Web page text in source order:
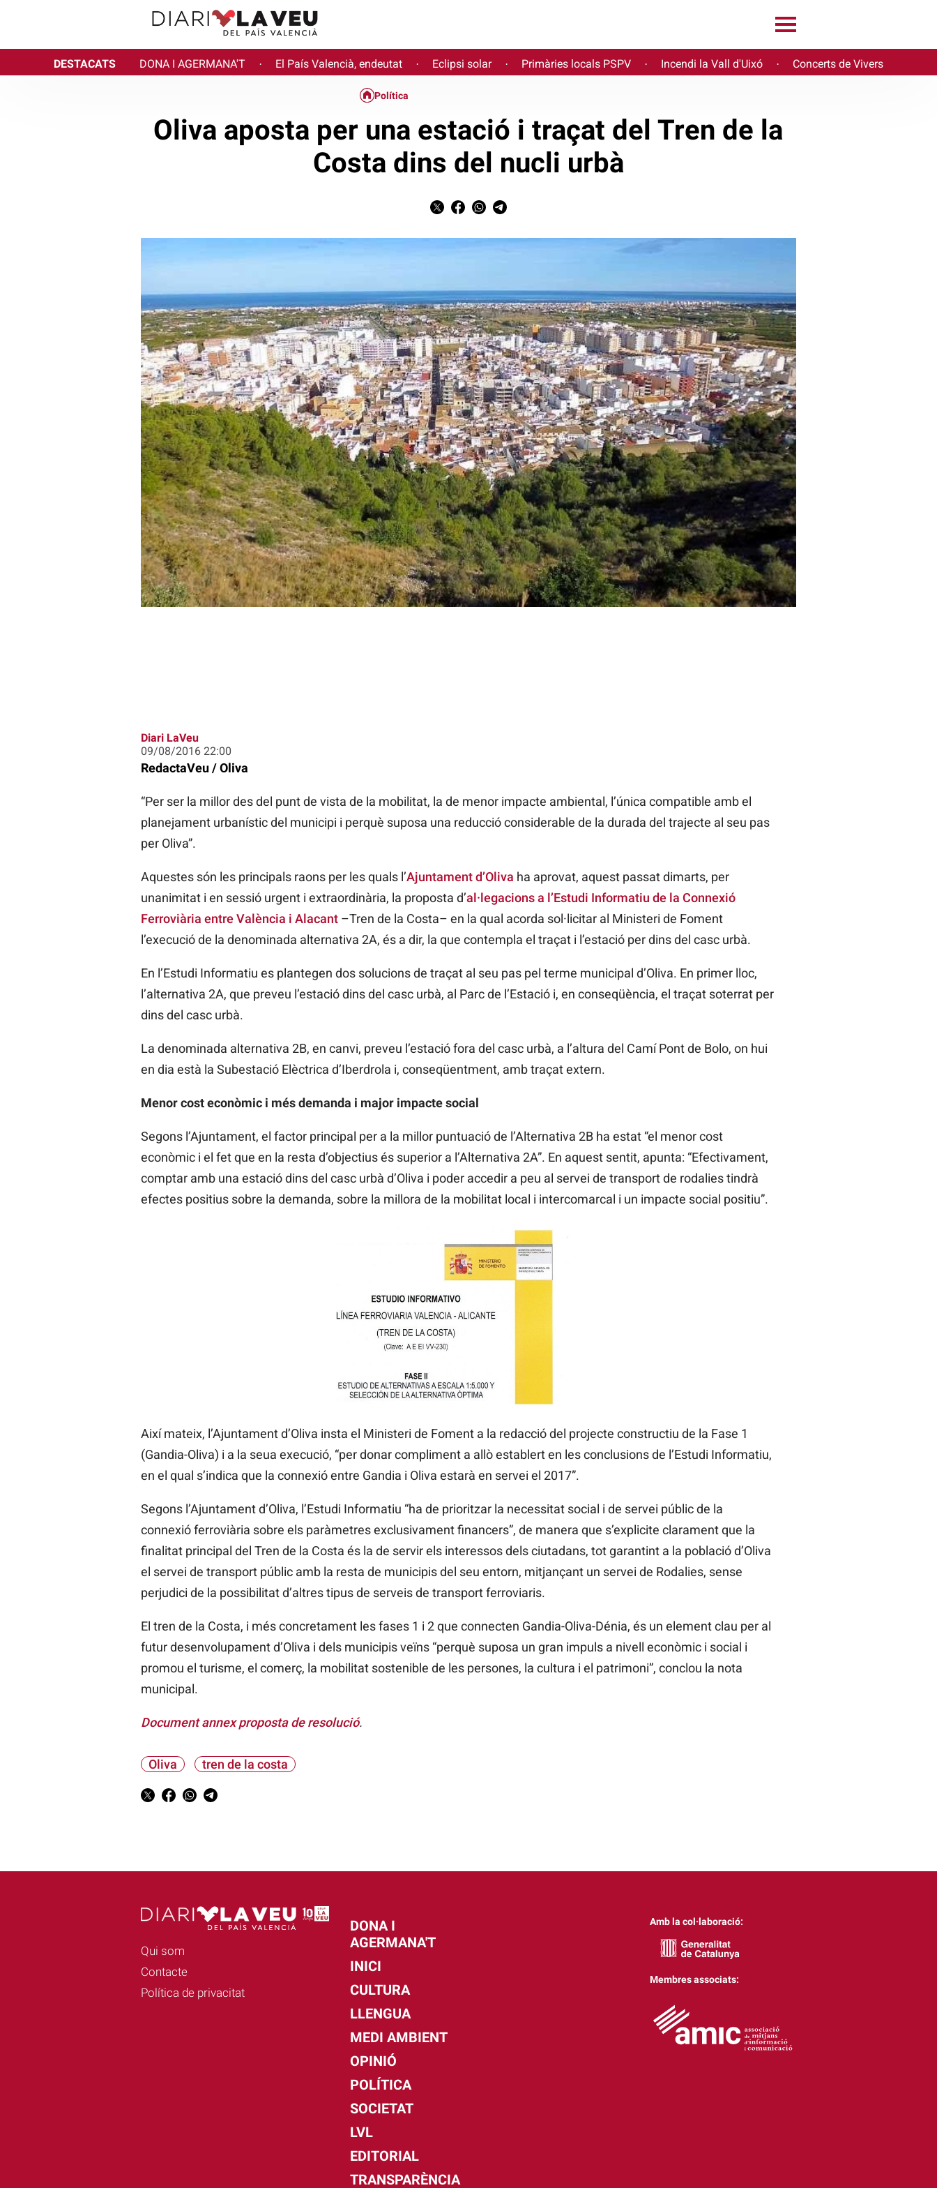
DESTACATS DONA I AGERMANA'T · El País Valencià, endeutat · Eclipsi solar · Primàries locals PSPV · Incendi la Vall d'Uixó · Concerts de Vivers
Política
Oliva aposta per una estació i traçat del Tren de la
Costa dins del nucli urbà
Diari LaVeu
09/08/2016 22:00
RedactaVeu / Oliva
“Per ser la millor des del punt de vista de la mobilitat, la de menor impacte ambiental, l’única compatible amb el
planejament urbanístic del municipi i perquè suposa una reducció considerable de la durada del trajecte al seu pas
per Oliva”.
Aquestes són les principals raons per les quals l’Ajuntament d’Oliva ha aprovat, aquest passat dimarts, per
unanimitat i en sessió urgent i extraordinària, la proposta d’al·legacions a l’Estudi Informatiu de la Connexió
Ferroviària entre València i Alacant–Tren de la Costa– en la qual acorda sol·licitar al Ministeri de Foment
l’execució de la denominada alternativa 2A, és a dir, la que contempla el traçat i l’estació per dins del casc urbà.
En l’Estudi Informatiu es plantegen dos solucions de traçat al seu pas pel terme municipal d’Oliva. En primer lloc,
l’alternativa 2A, que preveu l’estació dins del casc urbà, al Parc de l’Estació i, en conseqüència, el traçat soterrat per
dins del casc urbà.
La denominada alternativa 2B, en canvi, preveu l’estació fora del casc urbà, a l’altura del Camí Pont de Bolo, on hui
en dia està la Subestació Elèctrica d’Iberdrola i, conseqüentment, amb traçat extern.
Menor cost econòmic i més demanda i major impacte social
Segons l’Ajuntament, el factor principal per a la millor puntuació de l’Alternativa 2B ha estat “el menor cost
econòmic i el fet que en la resta d’objectius és superior a l’Alternativa 2A”. En aquest sentit, apunta: “Efectivament,
comptar amb una estació dins del casc urbà d’Oliva i poder accedir a peu al servei de transport de rodalies tindrà
efectes positius sobre la demanda, sobre la millora de la mobilitat local i intercomarcal i un impacte social positiu”.
Així mateix, l’Ajuntament d’Oliva insta el Ministeri de Foment a la redacció del projecte constructiu de la Fase 1
(Gandia-Oliva) i a la seua execució, “per donar compliment a allò establert en les conclusions de l’Estudi Informatiu,
en el qual s’indica que la connexió entre Gandia i Oliva estarà en servei el 2017”.
Segons l’Ajuntament d’Oliva, l’Estudi Informatiu “ha de prioritzar la necessitat social i de servei públic de la
connexió ferroviària sobre els paràmetres exclusivament financers”, de manera que s’explicite clarament que la
finalitat principal del Tren de la Costa és la de servir els interessos dels ciutadans, tot garantint a la població d’Oliva
el servei de transport públic amb la resta de municipis del seu entorn, mitjançant un servei de Rodalies, sense
perjudici de la possibilitat d’altres tipus de serveis de transport ferroviaris.
El tren de la Costa, i més concretament les fases 1 i 2 que connecten Gandia-Oliva-Dénia, és un element clau per al
futur desenvolupament d’Oliva i dels municipis veïns “perquè suposa un gran impuls a nivell econòmic i social i
promou el turisme, el comerç, la mobilitat sostenible de les persones, la cultura i el patrimoni”, conclou la nota
municipal.
Document annex proposta de resolució.
Oliva tren de la costa
Qui som
Contacte
Política de privacitat
DONA I
AGERMANA'T
INICI
CULTURA
LLENGUA
MEDI AMBIENT
OPINIÓ
POLÍTICA
SOCIETAT
LVL
EDITORIAL
TRANSPARÈNCIA
Amb la col·laboració:
Membres associats: